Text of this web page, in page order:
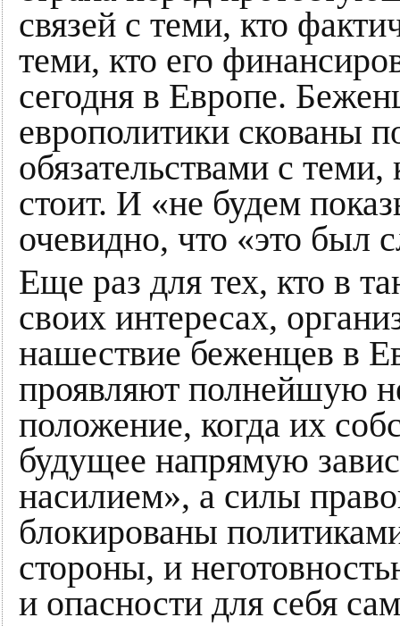
связей с теми, кто
теми, кто его
сегодня в Европе.
европолитики скованы
обязательствами с
стоит. И «не будем
очевидно, что «это был
Еще раз для тех, кто в
своих интересах,
нашествие беженцев в
проявляют полнейшую
положение, когда их
будущее напрямую
насилием», а силы
блокированы
стороны, и
и опасности для себя